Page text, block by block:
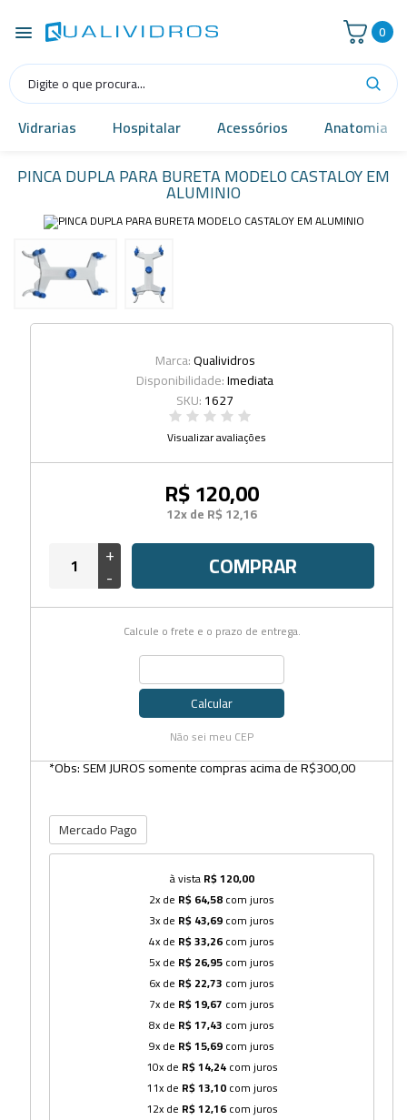
0
Vidrarias Hospitalar Acessórios Anatomia
PINCA DUPLA PARA BURETA MODELO CASTALOY EM
ALUMINIO
Marca:Qualividros
Disponibilidade:Imediata
SKU:1627
Visualizar avaliações
R$ 120,00
12x de R$ 12,16
+
- COMPRAR
Calcule o frete e o prazo de entrega.
Calcular
Não sei meu CEP
*Obs: SEM JUROS somente compras acima de R$300,00
Mercado Pago
à vistaR$ 120,00
2x de R$ 64,58com juros
3x de R$ 43,69com juros
4x de R$ 33,26com juros
5x de R$ 26,95com juros
6x de R$ 22,73 com juros
7x de R$ 19,67 com juros
8x de R$ 17,43 com juros
9x de R$ 15,69com juros
10x de R$ 14,24com juros
11x de R$ 13,10com juros
12x de R$ 12,16com juros